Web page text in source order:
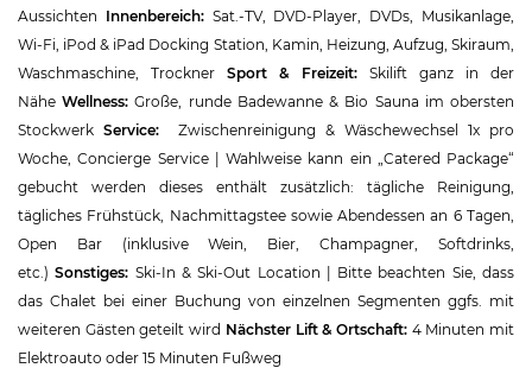
Aussichten Innenbereich: Sat.-TV, DVD-Player, DVDs, Musikanlage,
Wi-Fi, iPod & iPad Docking Station, Kamin, Heizung, Aufzug, Skiraum,
Waschmaschine, Trockner Sport & Freizeit: Skilift ganz in der
NäheWellness:Große, runde Badewanne & Bio Sauna im obersten
Stockwerk Service:
Zwischenreinigung & Wäschewechsel 1x pro
Woche, Concierge Service | Wahlweise kann ein „Catered Package“
gebucht werden dieses enthält zusätzlich: tägliche Reinigung,
tägliches Frühstück, Nachmittagstee sowie Abendessen an 6 Tagen,
Open Bar (inklusive Wein, Bier, Champagner, Softdrinks,
etc.)Sonstiges: Ski-In & Ski-Out Location | Bitte beachten Sie, dass
das Chalet bei einer Buchung von einzelnen Segmenten ggfs. mit
weiteren Gästen geteilt wird Nächster Lift & Ortschaft: 4 Minuten mit
Elektroauto oder 15 Minuten Fußweg